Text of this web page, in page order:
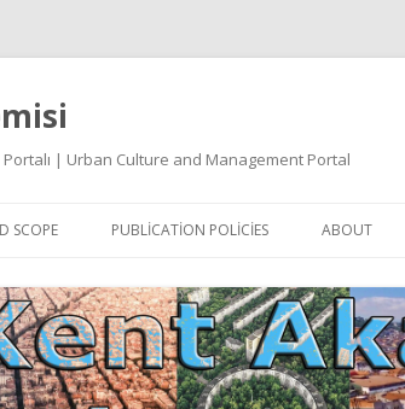
| Urban Culture and Management Portal
SCOPE PUBLICATION POLICIES
DOCUMENTATION
YAZIM KURALLARI
ABOUT
ETIK